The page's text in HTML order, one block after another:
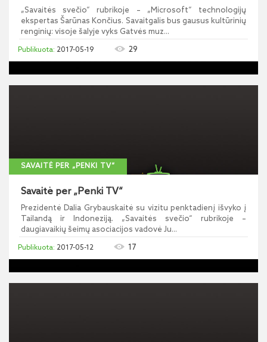
„Savaitės svečio“ rubrikoje – „Microsoft“ technologijų
ekspertas Šarūnas Končius. Savaitgalis bus gausus kultūrinių
renginių: visoje šalyje vyks Gatvės muz...
2017-05-19 29
SAVAITĖ PER „PENKI TV“
Savaitė per „Penki TV“
Prezidentė Dalia Grybauskaitė su vizitu penktadienį išvyko į
Tailandą ir Indoneziją. „Savaitės svečio“ rubrikoje –
daugiavaikių šeimų asociacijos vadovė Ju...
2017-05-12 17